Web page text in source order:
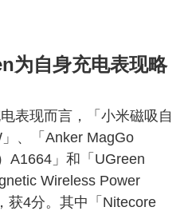
为自身充电表现略
表现而言，「小米磁吸自
、「Anker MagGo
A1664」和「UGreen
Wireless Power
获4分。其中「Nitecore